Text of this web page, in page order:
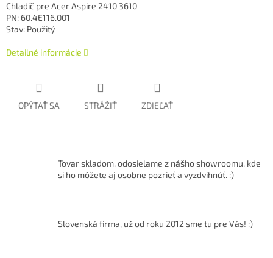
Chladič pre Acer Aspire 2410 3610
PN: 60.4E116.001
Stav: Použitý
Detailné informácie
OPÝTAŤ SA STRÁŽIŤ ZDIEĽAŤ
Tovar skladom, odosielame z nášho showroomu, kde
si ho môžete aj osobne pozrieť a vyzdvihnúť. :)
Slovenská firma, už od roku 2012 sme tu pre Vás! :)